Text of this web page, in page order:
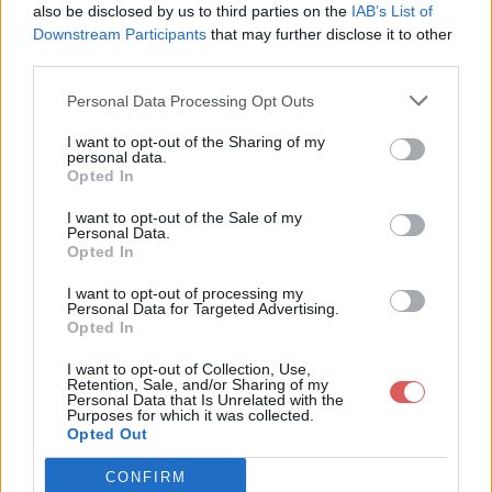
also be disclosed by us to third parties on the IAB’s List of
Downstream Participants that may further disclose it to other
Personal Data Processing Opt Outs
I want to opt-out of the Sharing of my
personal data.
Opted In
I want to opt-out of the Sale of my
Personal Data.
Opted In
I want to opt-out of processing my
Personal Data for Targeted Advertising.
Opted In
I want to opt-out of Collection, Use,
Retention, Sale, and/or Sharing of my
Personal Data that Is Unrelated with the
Purposes for which it was collected.
Opted Out
CONFIRM
Partager le fichier sauvagerie.zip
sur le Web et les réseaux
sociaux:
Télécharger le fichier sauvagerie.
zip